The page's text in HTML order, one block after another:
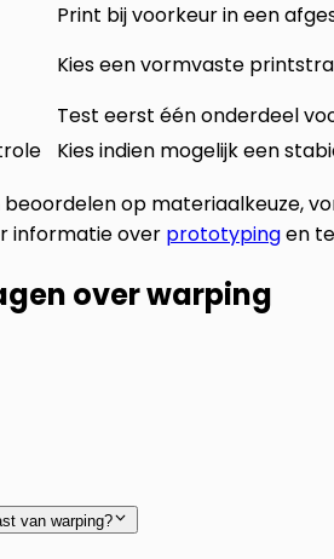
Print bij voorkeur in een
Kies een vormvaste
Test eerst één onderdeel
Kies indien mogelijk een
op materiaalkeuze,
informatie over prototypingen
over warping
van warping?